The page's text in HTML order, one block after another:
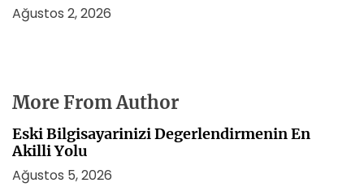
Ağustos 2, 2026
More From Author
Eski Bilgisayarinizi Degerlendirmenin En
Akilli Yolu
Ağustos 5, 2026